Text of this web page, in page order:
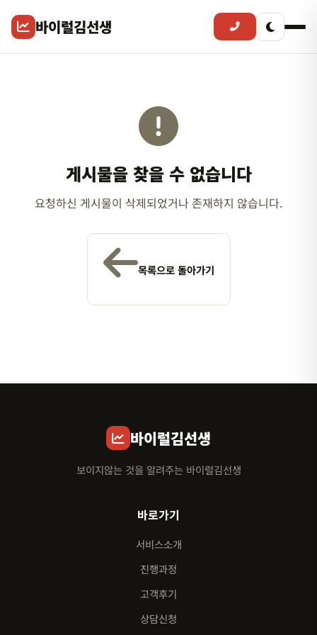
바이럴김선생
게시물을 찾을 수 없습니다
요청하신 게시물이 삭제되었거나 존재하지 않습니다.
목록으로 돌아가기
바이럴김선생
보이지않는 것을 알려주는 바이럴김선생
바로가기
서비스소개
진행과정
고객후기
상담신청